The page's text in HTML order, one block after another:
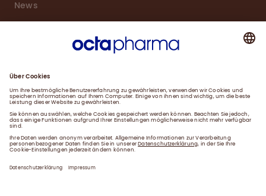
News
Downloads
Kontakt Impressum Datenschutzerklärung